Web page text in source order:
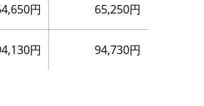
円 65,250円
円 94,730円